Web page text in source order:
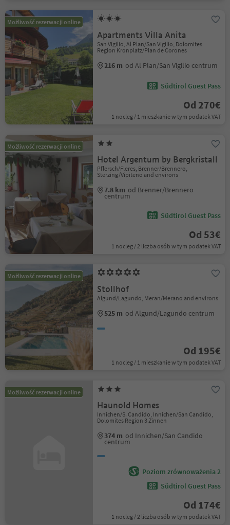
Możliwość rezerwacji online
Apartments Villa Anita
San Vigilio, Al Plan/San Vigilio, Dolomites
Region Kronplatz/Plan de Corones
216 m od Al Plan/San Vigilio centrum
Südtirol Guest Pass
Od 270€
1 nocleg / 1 mieszkanie w tym podatek VAT
Możliwość rezerwacji online
Hotel Argentum by Bergkristall
Pflersch/Fleres, Brenner/Brennero,
Sterzing/Vipiteno and environs
7.8 km od Brenner/Brennero
centrum
Südtirol Guest Pass
Od 53€
1 nocleg / 2 liczba osób w tym podatek VAT
Możliwość rezerwacji online
Stollhof
Algund/Lagundo, Meran/Merano and environs
525 m od Algund/Lagundo centrum
Od 195€
1 nocleg / 1 mieszkanie w tym podatek VAT
Możliwość rezerwacji online
Haunold Homes
Innichen/S. Candido, Innichen/San Candido,
Dolomites Region 3 Zinnen
374 m od Innichen/San Candido
centrum
Poziom zrównoważenia 2
Südtirol Guest Pass
Od 174€
1 nocleg / 2 liczba osób w tym podatek VAT